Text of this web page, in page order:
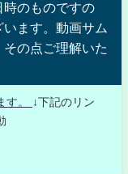
時のものですの
ます。動画サム
の点ご理解いた
す。
↓下記のリン